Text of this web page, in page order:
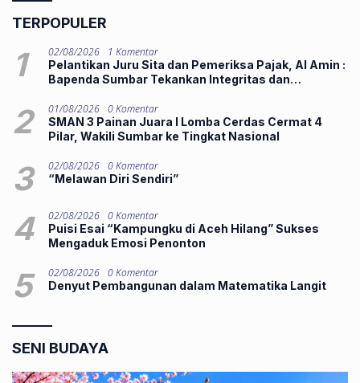
TERPOPULER
1 02/08/2026
1 Komentar
Pelantikan Juru Sita dan Pemeriksa Pajak, Al Amin :
Bapenda Sumbar Tekankan Integritas dan
2 01/08/2026 0 Komentar
SMAN 3 Painan Juara I Lomba Cerdas Cermat 4
Pilar, Wakili Sumbar ke Tingkat Nasional
3 02/08/2026 0 Komentar
“Melawan Diri Sendiri”
4 02/08/2026 0 Komentar
Puisi Esai “Kampungku di Aceh Hilang” Sukses
Mengaduk Emosi Penonton
5 02/08/2026 0 Komentar
Denyut Pembangunan dalam Matematika Langit
SENI BUDAYA